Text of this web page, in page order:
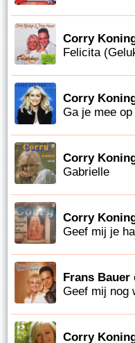
Corry
Felicita
Corry
Ga je mee
Corry
Gabrielle
Corry
Geef mij je
Frans
Geef mij nog
Corry